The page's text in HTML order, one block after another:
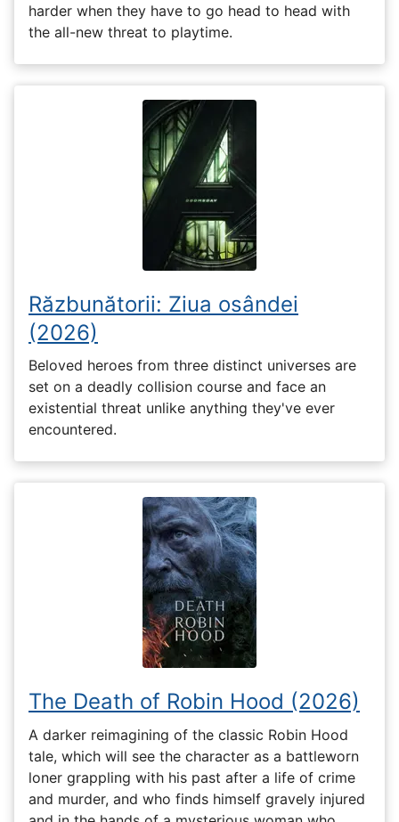
harder when they have to go head to head with
the all-new threat to playtime.
Răzbunătorii: Ziua osândei
(2026)
Beloved heroes from three distinct universes are
set on a deadly collision course and face an
existential threat unlike anything they've ever
encountered.
The Death of Robin Hood (2026)
A darker reimagining of the classic Robin Hood
tale, which will see the character as a battleworn
loner grappling with his past after a life of crime
and murder, and who finds himself gravely injured